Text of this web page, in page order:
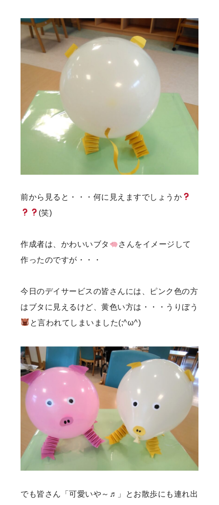
前から見ると・・・何に見えますでしょうか
(笑)
作成者は、かわいいブタ
さんをイメージして
作ったのですが・・・
今日のデイサービスの皆さんには、ピンク色の方
はブタに見えるけど、黄色い方は・・・うりぼう
と言われてしまいました(;^ω^)
でも皆さん「可愛いや～♬」とお散歩にも連れ出